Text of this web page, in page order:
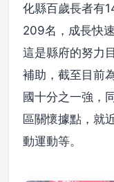
化縣百歲長者有
209名，成長快
這是縣府的努力
補助，截至目前
國十分之一強，
區關懷據點，就
動運動等。